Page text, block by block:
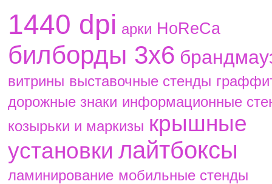
1440 dpi aрки HoReCa
билборды 3х6
витрины выставочные стенды
дорожные знаки информационные
козырьки и маркизы крышные
установки лайтбоксы
ламинирование мобильные стенды